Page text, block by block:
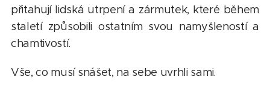
přitahují lidská utrpení a zármutek, které během
staletí způsobili ostatním svou namyšleností a
chamtivostí.
Vše, co musí snášet, na sebe uvrhli sami.